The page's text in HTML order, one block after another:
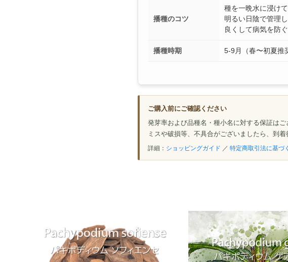
播種のコツ
種を一晩水に浸け
明るい日陰で管理
良くして病気を防ぐ
播種時期 5-9月（春〜初夏推
ご購入前にご確認ください
発芽率および品種名・種小名に対する保証はご
ミスや破損等、不具合がございましたら、到着
詳細： ショッピングガイド ／ 特定商取引法に基づ